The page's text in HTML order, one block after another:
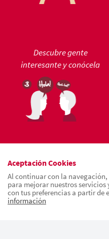
Descubre gente
interesante y conócela
Aceptación Cookies
Al continuar con la
para mejorar nuestros
con tus preferencias a partir de
información